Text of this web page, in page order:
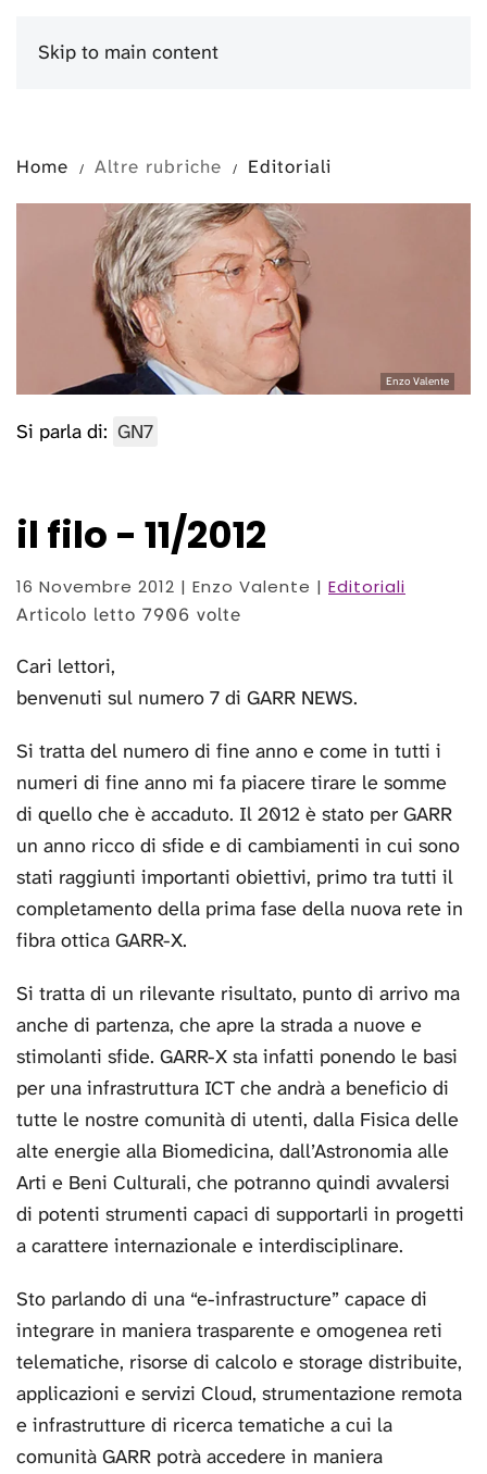
Skip to main content
Home Altre rubriche Editoriali
Enzo Valente
Si parla di: GN7
il filo - 11/2012
16 Novembre 2012 | Enzo Valente | Editoriali
Articolo letto 7906 volte
Cari lettori,
benvenuti sul numero 7 di GARR NEWS.
Si tratta del numero di fine anno e come in tutti i
numeri di fine anno mi fa piacere tirare le somme
di quello che è accaduto. Il 2012 è stato per GARR
un anno ricco di sfide e di cambiamenti in cui sono
stati raggiunti importanti obiettivi, primo tra tutti il
completamento della prima fase della nuova rete in
fibra ottica GARR-X.
Si tratta di un rilevante risultato, punto di arrivo ma
anche di partenza, che apre la strada a nuove e
stimolanti sfide. GARR-X sta infatti ponendo le basi
per una infrastruttura ICT che andrà a beneficio di
tutte le nostre comunità di utenti, dalla Fisica delle
alte energie alla Biomedicina, dall’Astronomia alle
Arti e Beni Culturali, che potranno quindi avvalersi
di potenti strumenti capaci di supportarli in progetti
a carattere internazionale e interdisciplinare.
Sto parlando di una “e-infrastructure” capace di
integrare in maniera trasparente e omogenea reti
telematiche, risorse di calcolo e storage distribuite,
applicazioni e servizi Cloud, strumentazione remota
e infrastrutture di ricerca tematiche a cui la
comunità GARR potrà accedere in maniera